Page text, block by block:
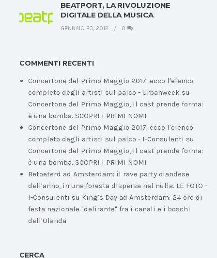
BEATPORT, LA RIVOLUZIONE
DIGITALE DELLA MUSICA
GENNAIO 23, 2012 0
COMMENTI RECENTI
Concertone del Primo Maggio 2017: ecco l'elenco
completo degli artisti sul palco - Urbanweek su
Concertone del Primo Maggio, il cast prende forma:
è una bomba. SCOPRI I PRIMI NOMI
Concertone del Primo Maggio 2017: ecco l'elenco
completo degli artisti sul palco - I-Consulenti su
Concertone del Primo Maggio, il cast prende forma:
è una bomba. SCOPRI I PRIMI NOMI
Betoeterd ad Amsterdam: il rave party olandese
dell'anno, in una foresta dispersa nel nulla. LE FOTO -
I-Consulenti su King's Day ad Amsterdam: 24 ore di
festa nazionale "delirante" fra i canali e i boschi
dell'Olanda
CERCA